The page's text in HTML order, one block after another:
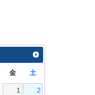
金 土
1 2